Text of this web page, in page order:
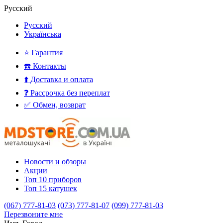
Русский
Русский
Українська
⭐ Гарантия
☎️ Контакты
⬆️ Доставка и оплата
❓ Рассрочка без переплат
✅ Обмен, возврат
Новости и обзоры
Акции
Топ 10 приборов
Топ 15 катушек
(067) 777-81-03 (073) 777-81-07 (099) 777-81-03
Перезвоните мне